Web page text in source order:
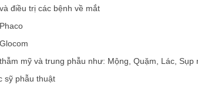
điều trị các bệnh về mắt
mỹ và trung phẫu như: Mộng, Quặm, Lác,
sỹ phẫu thuật